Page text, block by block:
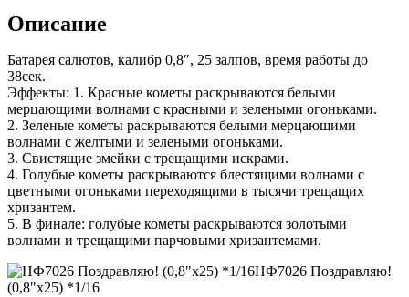
Описание
Батарея салютов, калибр 0,8″, 25 залпов, время работы до
38сек.
Эффекты: 1. Красные кометы раскрываются белыми
мерцающими волнами с красными и зелеными огоньками.
2. Зеленые кометы раскрываются белыми мерцающими
волнами с желтыми и зелеными огоньками.
3. Свистящие змейки с трещащими искрами.
4. Голубые кометы раскрываются блестящими волнами с
цветными огоньками переходящими в тысячи трещащих
хризантем.
5. В финале: голубые кометы раскрываются золотыми
волнами и трещащими парчовыми хризантемами.
НФ7026 Поздравляю!
(0,8"x25) *1/16